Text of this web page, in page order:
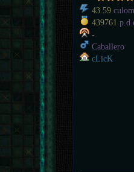
43.59
439761
-
Caballero
cLicK